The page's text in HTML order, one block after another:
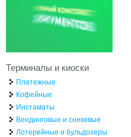
Терминалы и киоски
Платежные
Кофейные
Инстаматы
Вендинговые и снековые
Лотерейные и бульдозеры